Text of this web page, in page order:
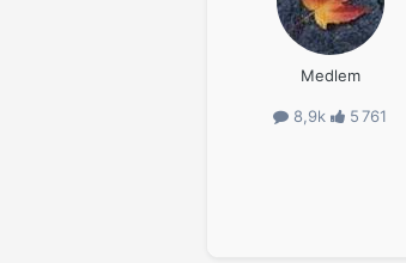
Medlem
8,9k 5 761